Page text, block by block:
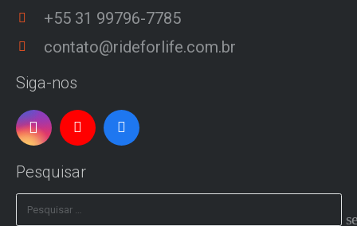
+55 31 99796-7785
contato@rideforlife.com.br
Siga-nos
Pesquisar